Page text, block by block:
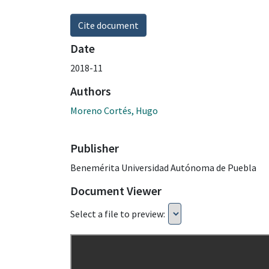
Cite document
Date
2018-11
Authors
Moreno Cortés, Hugo
Publisher
Benemérita Universidad Autónoma de Puebla
Document Viewer
Select a file to preview: